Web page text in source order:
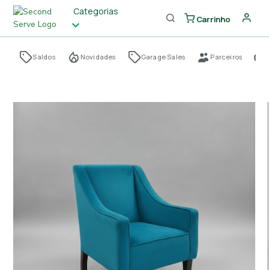
Categorias
Carrinho
Saldos Novidades Garage Sales Parceiros